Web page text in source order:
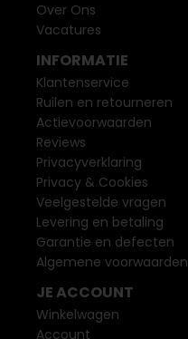
Over Ons
Vacatures
INFORMATIE
Klantenservice
Ruilen en retourneren
Actievoorwaarden
Reviews
Privacyverklaring
Privacy & Cookies
Veelgestelde vragen
Levering en betaling
Garantie en defecten
Algemene voorwaarden
JE ACCOUNT
Winkelwagen
Account